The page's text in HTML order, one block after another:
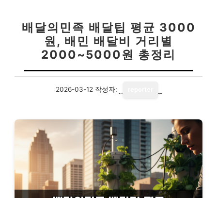
배달의민족 배달팁 평균 3000
원, 배민 배달비 거리별
2000~5000원 총정리
2026-03-12 작성자: